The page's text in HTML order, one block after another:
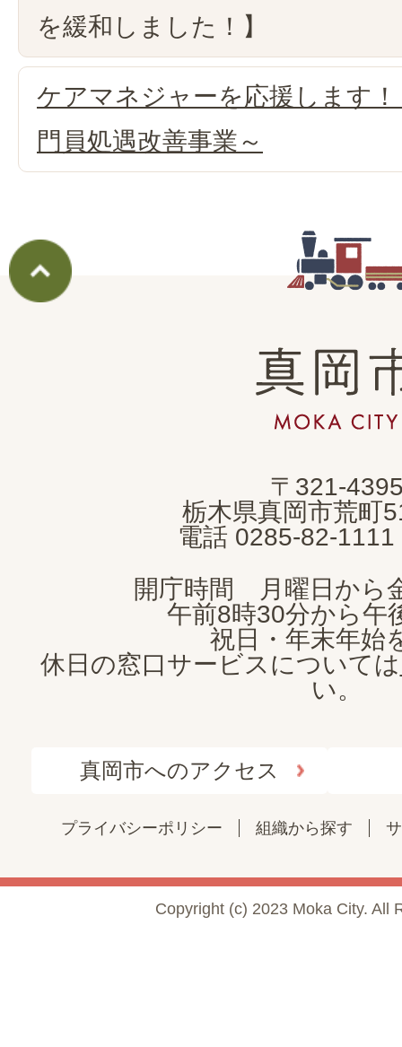
を緩和しました！】
ケアマネジャーを応援します
門員処遇改善事業～
真
岡
市
CITY
〒321-
栃木県真岡市荒町
電話 0285-82-1111
開庁時間 月曜日から
午前8時30分から午
祝日・年末年始
休日の窓口サービスについては
い。
真岡市へのアクセス
プライバシーポリシー 組織から探す
Copyright (c) 2023 Moka City. All